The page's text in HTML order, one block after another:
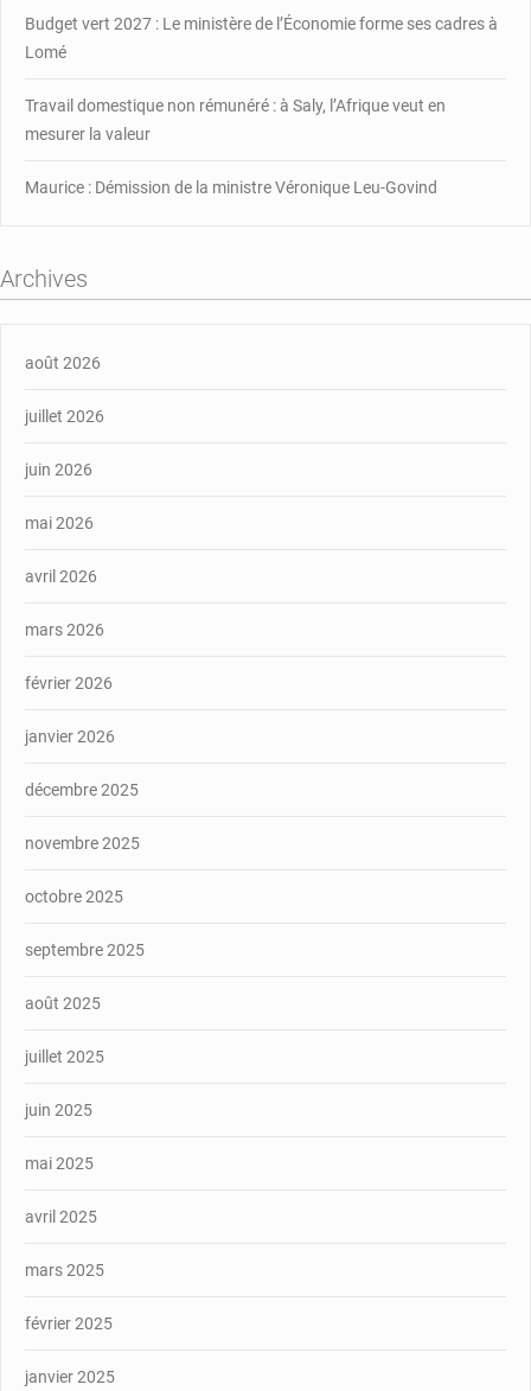
Budget vert 2027 : Le ministère de l’Économie forme ses cadres à
Lomé
Travail domestique non rémunéré : à Saly, l’Afrique veut en
mesurer la valeur
Maurice : Démission de la ministre Véronique Leu-Govind
Archives
août 2026
juillet 2026
juin 2026
mai 2026
avril 2026
mars 2026
février 2026
janvier 2026
décembre 2025
novembre 2025
octobre 2025
septembre 2025
août 2025
juillet 2025
juin 2025
mai 2025
avril 2025
mars 2025
février 2025
janvier 2025